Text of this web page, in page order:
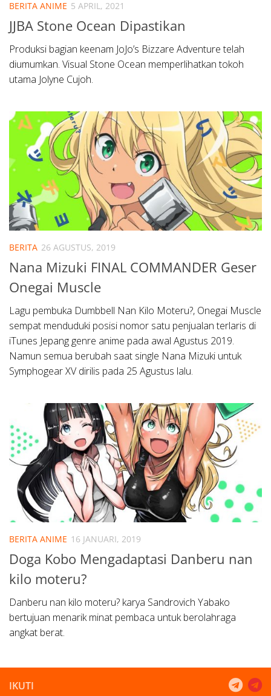
BERITA ANIME 5 APRIL, 2021
JJBA Stone Ocean Dipastikan
Produksi bagian keenam JoJo’s Bizzare Adventure telah
diumumkan. Visual Stone Ocean memperlihatkan tokoh
utama Jolyne Cujoh.
BERITA 26 AGUSTUS, 2019
Nana Mizuki FINAL COMMANDER Geser
Onegai Muscle
Lagu pembuka Dumbbell Nan Kilo Moteru?, Onegai Muscle
sempat menduduki posisi nomor satu penjualan terlaris di
iTunes Jepang genre anime pada awal Agustus 2019.
Namun semua berubah saat single Nana Mizuki untuk
Symphogear XV dirilis pada 25 Agustus lalu.
BERITA ANIME 16 JANUARI, 2019
Doga Kobo Mengadaptasi Danberu nan
kilo moteru?
Danberu nan kilo moteru? karya Sandrovich Yabako
bertujuan menarik minat pembaca untuk berolahraga
angkat berat.
IKUTI